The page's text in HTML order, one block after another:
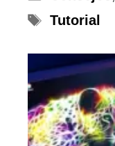
Etiquetas
Tutorial